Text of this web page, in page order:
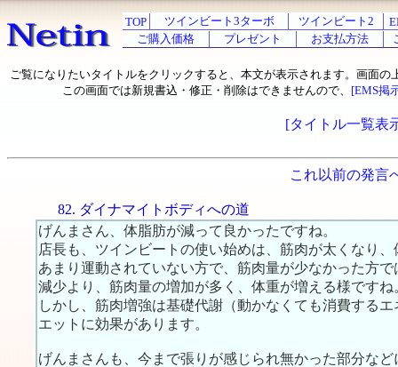
TOP ツインビート3ターボ ツインビート2
ご購入価格
プレゼント お支払方法
ご覧になりたいタイトルをクリックすると、本文が表示されます。画面の
この画面では新規書込・修正・削除はできませんので、 [EMS掲
[タイトル一覧表
これ以前の発言
82. ダイナマイトボディへの道
げんまさん、体脂肪が減って良かったですね。
店長も、ツインビートの使い始めは、筋肉が太くなり
あまり運動されていない方で、筋肉量が少なかった方
減少より、筋肉量の増加が多く、体重が増える様ですね
しかし、筋肉増強は基礎代謝（動かなくても消費する
エットに効果があります。
げんまさんも、今まで張りが感じられ無かった部分な